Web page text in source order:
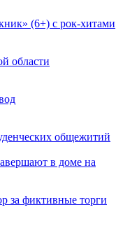
(6+) с рок-хитами
области
общежитий
в доме на
за фиктивные торги